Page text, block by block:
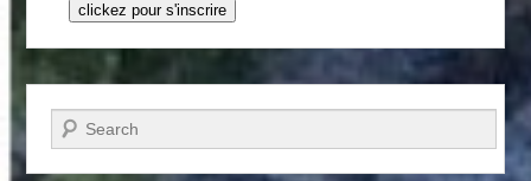
clickez pour s'inscrire
Recherche